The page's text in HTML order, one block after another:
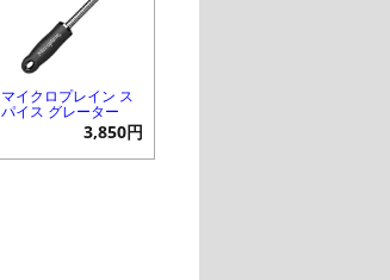
マイクロプレイン ス
パイス グレーター
3,850円